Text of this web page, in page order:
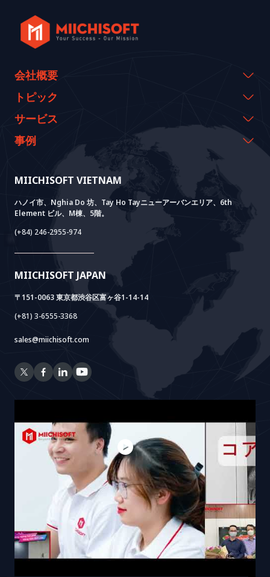
MIICHISOFT VIETNAM
ハノイ市、Nghia Do 坊、Tay Ho Tayニューアーバンエリア、6th
Element ビル、M棟、5階。
(+84) 246-2955-974
MIICHISOFT JAPAN
〒151-0063 東京都渋谷区富ヶ谷1-14-14
(+81) 3-6555-3368
sales@miichisoft.com
会社概要
会社概要
代表のメッセージ
沿革
価値観
トピック
イベント & ウェビナー
資料室
ニュース
FAQ
サービス
AI CO-CREATION
AI PoC開発
Core Lab
System Lab
Power Lab
Cloud Lab
AI+ SOLUTIONS
AI+ Products
Meet AI+
AI+ Package
RAG Package
VIETNAM BRIDGE
BOTモデル
法人設立支援
事例
実績
お客様の声